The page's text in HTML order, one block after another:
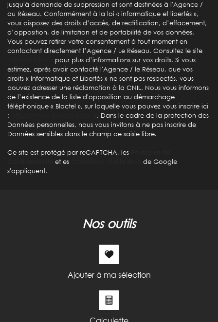
Taxe habitation
16,42 %
Taxe foncière
32,87 %
Habitants de moins de 25 ans
29,58 %
Habitants de 25 à 55 ans
38,06 %
Habitants de plus de 55 ans
32,36 %
Nombre d'enfants par famille
0,87
Familles sans enfant
Familles avec 1 ou 2 enfants
39,47 %
Maisons
Familles avec 3 enfants
jusqu'à demande de suppression et sont destinées à l'Agence /
au Réseau. Conformément à la loi « informatique et libertés »,
vous disposez des droits d’accès, de rectification, d’effacement,
d’opposition, de limitation et de portabilité de vos données.
Vous pouvez retirer votre consentement à tout moment en
contactant directement l’Agence / Le Réseau. Consultez le site
pour plus d’informations sur vos droits. Si vous
estimez, après avoir contacté l'Agence / le Réseau, que vos
droits « Informatique et Libertés » ne sont pas respectés, vous
pouvez adresser une réclamation à la CNIL. Nous vous informons
de l’existence de la liste d'opposition au démarchage
téléphonique « Bloctel », sur laquelle vous pouvez vous inscrire ici
:
. Dans le cadre de la protection des
Données personnelles, nous vous invitons à ne pas inscrire de
Données sensibles dans le champ de saisie libre.
Ce site est protégé par reCAPTCHA, les
et es
de Google
s'appliquent.
nos outils
Ajouter à ma sélection